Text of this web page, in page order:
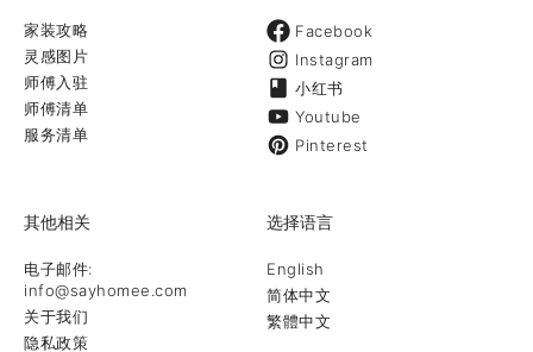
家装攻略
灵感图片
师傅入驻
师傅清单
服务清单
Facebook
Instagram
小红书
Youtube
Pinterest
其他相关
电子邮件:
info@sayhomee.com
关于我们
隐私政策
选择语言
English
简体中文
繁體中文